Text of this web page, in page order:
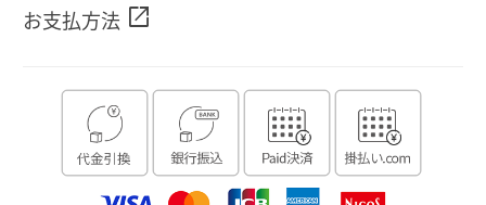
お支払方法 open_in_new